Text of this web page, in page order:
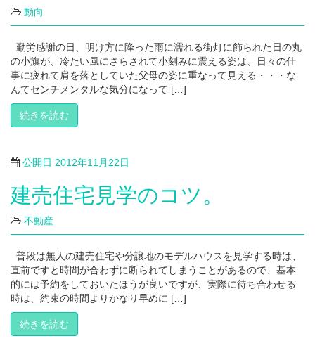
動向
勤労感謝の日、明け方に降った雨に濡れる街灯に飾られた日の丸
の小旗が、冷たい風にさらされて小刻みに震える姿は、日々の仕
事に疲れて肩を落としていた父母の姿に重なって見える・・・な
んてセンチメンタルな気分になって […]
続きを読む
公開日 2012年11月22日
建売住宅見学のコツ。
不動産
普段は無人の建売住宅や分譲地のモデルハウスを見学する時は、
直前ですと時間が合わずに断られてしまうことがあるので、基本
的には予約をしておいたほうが良いですが、実際に待ち合わせる
時は、約束の時間よりかなり早めに […]
続きを読む